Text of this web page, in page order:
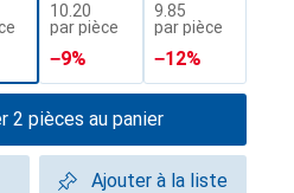
CHF
10.20
par pièce
−9%
CHF
9.85
par pièce
−12%
2 pièces au panier
Ajouter à la liste